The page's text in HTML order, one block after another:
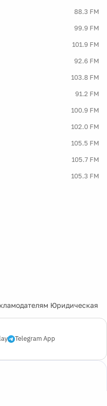
88.3 FM
99.9 FM
101.9 FM
92.6 FM
103.8 FM
91.2 FM
100.9 FM
102.0 FM
105.5 FM
105.7 FM
105.3 FM
Юридическая
Telegram App